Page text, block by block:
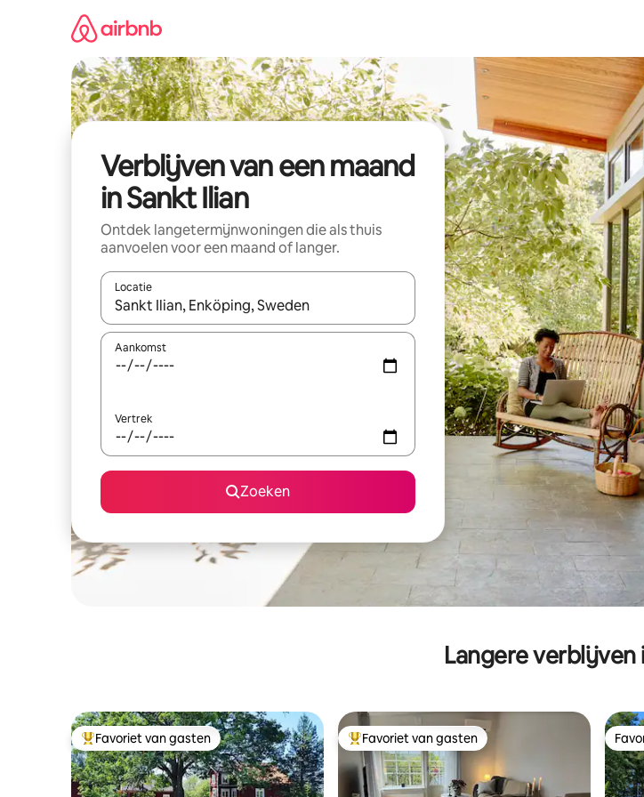
Verblijven van een maand
in Sankt Ilian
Ontdek langetermijnwoningen die als thuis
aanvoelen voor een maand of langer.
Locatie
Wanneer er resultaten beschikbaar zijn, maak je een keuze met je de pijltjestoetsen
Aankomst
Vertrek
Zoeken
Langere verblijven
Topfavoriet van gasten
Favoriet van gasten Topfavoriet van gasten
Favoriet van gasten